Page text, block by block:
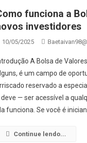
funciona a
investidores
10/05/2025
A Bolsa de
é um campo de
reservado a
deve — ser acessível a
funciona. Se você é
Continue lendo...